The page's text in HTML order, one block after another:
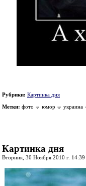
Рубрики: Картинка дня
Метки: фото юмор украина
Картинка дня
Вторник, 30 Ноября 2010 г. 14:39